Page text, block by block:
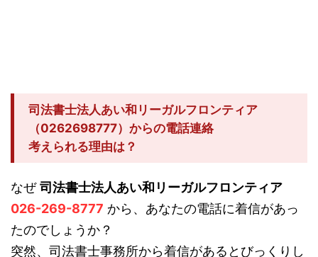
司法書士法人あい和リーガルフロンティア
（0262698777）からの電話連絡
考えられる理由は？
なぜ司法書士法人あい和リーガルフロンティア
026-269-8777 から、あなたの電話に着信があっ
たのでしょうか？
突然、司法書士事務所から着信があるとびっくりし